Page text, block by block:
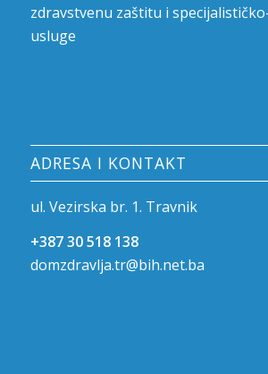
zdravstvenu zaštitu i
usluge
ADRESA I KONTAKT
ul. Vezirska br. 1. Travnik
+387 30 518 138
domzdravlja.tr@bih.net.ba